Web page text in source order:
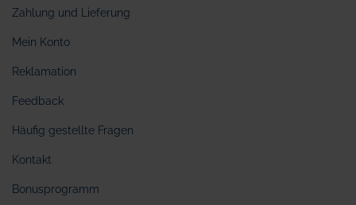
Zahlung und Lieferung
Mein Konto
Reklamation
Feedback
Häufig gestellte Fragen
Kontakt
Bonusprogramm